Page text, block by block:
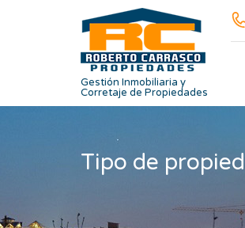
Gestión Inmobiliaria y
Corretaje de Propiedades
Tipo de